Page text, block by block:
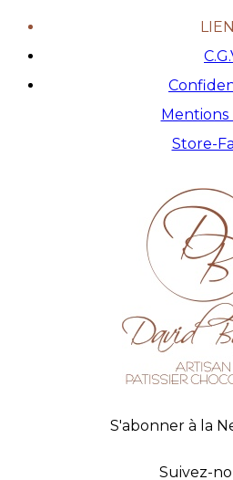
Mentions
Store-
S'abonner à la
Suivez-